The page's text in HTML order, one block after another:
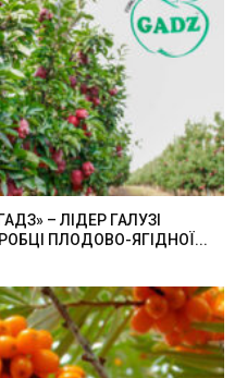
– ЛІДЕР ГАЛУЗІ
ПЛОДОВО-ЯГІДНОЇ...